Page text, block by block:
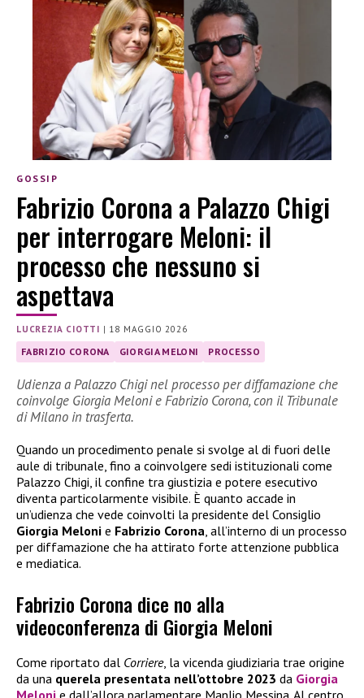
GOSSIP
Fabrizio Corona a Palazzo Chigi
per interrogare Meloni: il
processo che nessuno si
aspettava
LUCREZIA CIOTTI | 18 MAGGIO 2026
FABRIZIO CORONA GIORGIA MELONI PROCESSO
Udienza a Palazzo Chigi nel processo per diffamazione che
coinvolge Giorgia Meloni e Fabrizio Corona, con il Tribunale
di Milano in trasferta.
Quando un procedimento penale si svolge al di fuori delle
aule di tribunale, fino a coinvolgere sedi istituzionali come
Palazzo Chigi, il confine tra giustizia e potere esecutivo
diventa particolarmente visibile. È quanto accade in
un’udienza che vede coinvolti la presidente del Consiglio
Giorgia Meloni e Fabrizio Corona , all’interno di un processo
per diffamazione che ha attirato forte attenzione pubblica
e mediatica.
Fabrizio Corona dice no alla
videoconferenza di Giorgia Meloni
Come riportato dal Corriere, la vicenda giudiziaria trae origine
da una querela presentata nell’ottobre 2023 da Giorgia